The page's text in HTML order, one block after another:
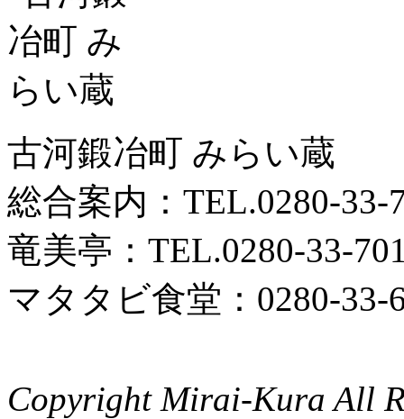
古河鍛冶町 みらい蔵
総合案内：TEL.0280-33-
竜美亭：TEL.0280-33-
マタタビ食堂：0280-33-
Copyright Mirai-Kura All